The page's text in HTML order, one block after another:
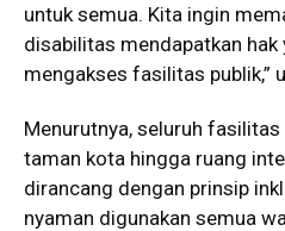
untuk semua. Kita ingin
disabilitas mendapatkan hak
mengakses fasilitas publik,”
Menurutnya, seluruh
taman kota hingga ruang
dirancang dengan prinsip
nyaman digunakan semua